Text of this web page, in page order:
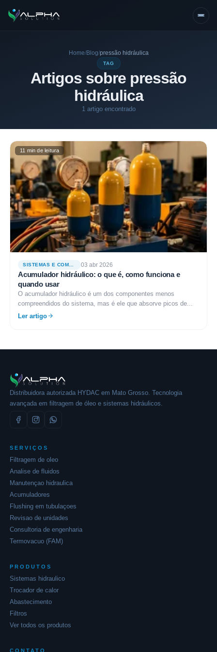
Home/Blog/pressão hidráulica
TAG
Artigos sobre pressão
hidráulica
1 artigo encontrado
11 min de leitura
03 abr 2026
Acumulador hidráulico: o que é, como funciona e
quando usar
O acumulador hidráulico é um dos componentes menos
compreendidos do sistema, mas é ele que absorve picos de...
Ler artigo
Distribuidora autorizada HYDAC em Mato Grosso. Tecnologia
avançada em filtragem de óleo e sistemas hidráulicos.
SERVIÇOS
Filtragem de oleo
Analise de fluidos
Manutençao hidraulica
Acumuladores
Flushing em tubulaçoes
Revisao de unidades
Consultoria de engenharia
Termovacuo (FAM)
PRODUTOS
Sistemas hidraulico
Trocador de calor
Abastecimento
Filtros
Ver todos os produtos
CONTATO